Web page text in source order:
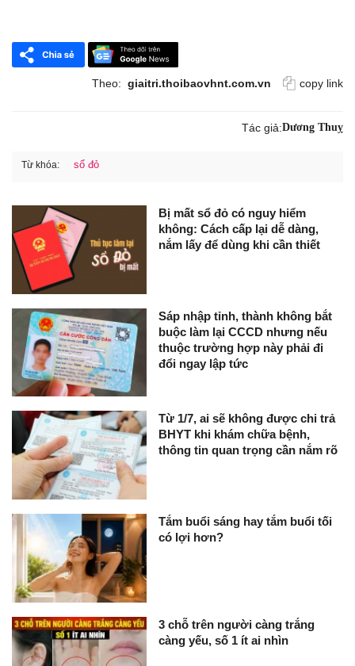
Theo: giaitri.thoibaovhnt.com.vn copy link
Tác giả:Dương Thuỵ
Từ khóa: sổ đỏ
Bị mất sổ đỏ có nguy hiểm
không: Cách cấp lại dễ dàng,
nắm lấy để dùng khi cần thiết
Sáp nhập tỉnh, thành không bắt
buộc làm lại CCCD nhưng nếu
thuộc trường hợp này phải đi
đổi ngay lập tức
Từ 1/7, ai sẽ không được chi trả
BHYT khi khám chữa bệnh,
thông tin quan trọng cần nắm rõ
Tắm buổi sáng hay tắm buổi tối
có lợi hơn?
3 chỗ trên người càng trắng
càng yếu, số 1 ít ai nhìn